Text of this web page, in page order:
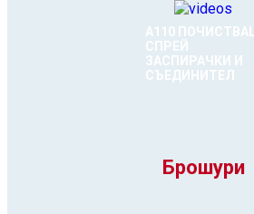
A110 ПОЧИСТВАЩ
СПРЕЙ
ЗАСПИРАЧКИ И
СЪЕДИНИТЕЛ
Брошури